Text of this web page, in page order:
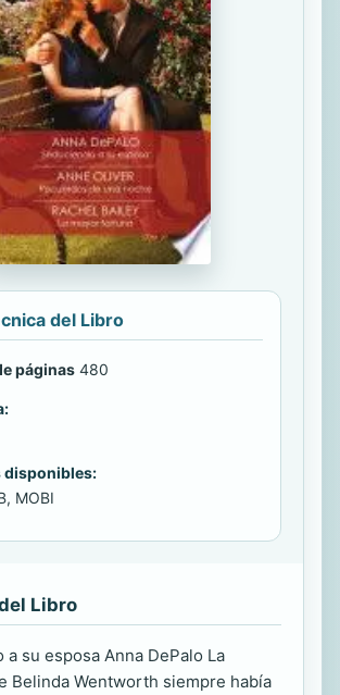
del Libro
páginas 480
disponibles:
MOBI
Libro
a su esposa Anna DePalo La
Belinda Wentworth siempre había